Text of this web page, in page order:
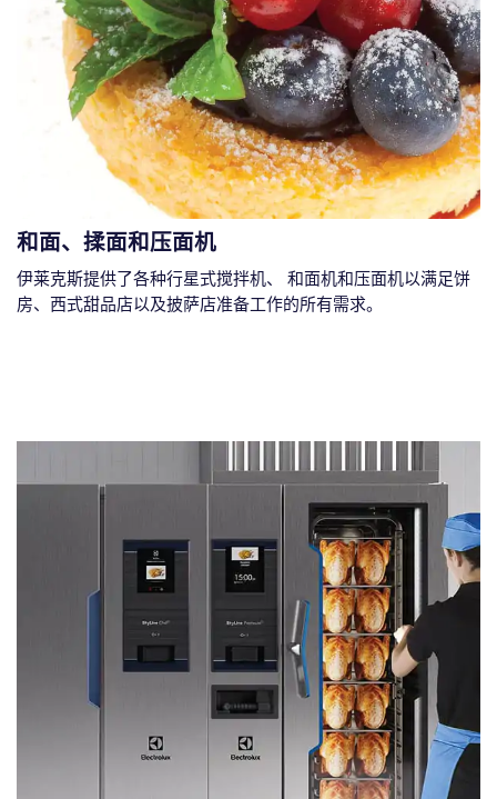
和面、揉面和压面机
伊莱克斯提供了各种行星式搅拌机、 和面机和压面机以满足饼
房、西式甜品店以及披萨店准备工作的所有需求。